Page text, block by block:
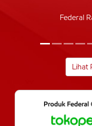
Federal
Lihat